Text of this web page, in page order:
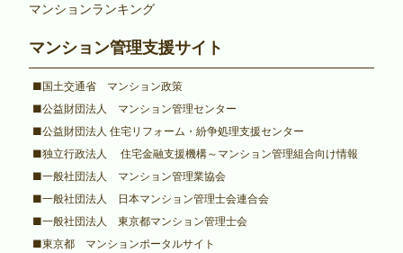
マンションランキング
マンション管理支援サイト
■国土交通省 マンション政策
■公益財団法人 マンション管理センター
■公益財団法人 住宅リフォーム・紛争処理支援センター
■独立行政法人 住宅金融支援機構～マンション管理組合向け情報
■一般社団法人 マンション管理業協会
■一般社団法人 日本マンション管理士会連合会
■一般社団法人 東京都マンション管理士会
■東京都 マンションポータルサイト